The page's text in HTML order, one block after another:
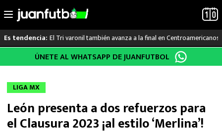
al
Es tendencia: El Tri varonil también avanza a la final en Centroamericanos
LO ÚLTIMO
LIGA MX
RAYADOS
ÚNETE AL WHATSAPP DE JUANFUTBOL
LIGA MX
León presenta a dos refuerzos para
el Clausura 2023 ¡al estilo ‘Merlina’!